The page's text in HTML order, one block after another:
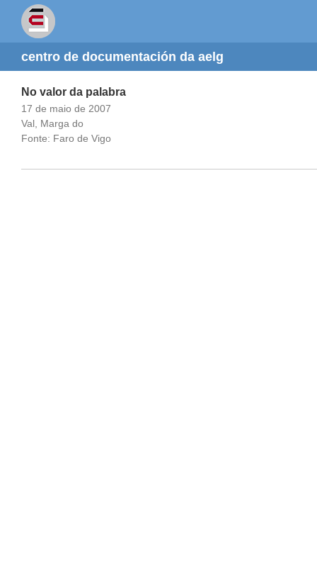
centro de documentación da aelg
No valor da palabra
17 de maio de 2007
Val, Marga do
Fonte: Faro de Vigo